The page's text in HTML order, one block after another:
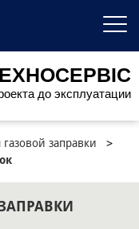
до эксплуатации
заправки